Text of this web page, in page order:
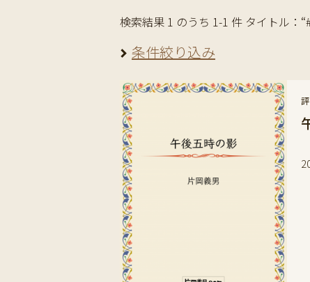
検索結果 1 のうち 1-1 件 タイトル：
条件絞り込み